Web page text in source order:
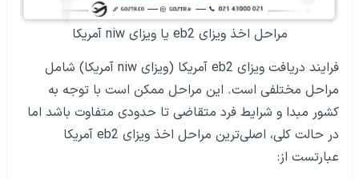
مراحل اخذ ویزای eb2 یا ویزای niw آمریکا
فرایند دریافت ویزای eb2 آمریکا (ویزای niw آمریکا) شامل
مراحل مختلفی است. این مراحل ممکن است با توجه به
کشور مبدا و شرایط فرد متقاضی تا حدودی متفاوت باشد اما
در حالت کلی، اصلی‌ترین مراحل اخذ ویزای eb2 آمریکا
عبارتست از: